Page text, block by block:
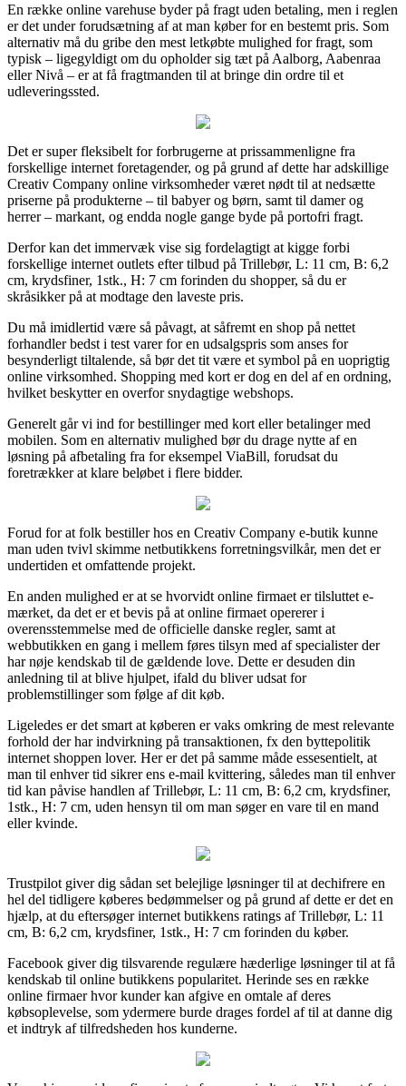
En række online varehuse byder på fragt uden betaling, men i reglen
er det under forudsætning af at man køber for en bestemt pris. Som
alternativ må du gribe den mest letkøbte mulighed for fragt, som
typisk – ligegyldigt om du opholder sig tæt på Aalborg, Aabenraa
eller Nivå – er at få fragtmanden til at bringe din ordre til et
udleveringssted.
Det er super fleksibelt for forbrugerne at prissammenligne fra
forskellige internet foretagender, og på grund af dette har adskillige
Creativ Company online virksomheder været nødt til at nedsætte
priserne på produkterne – til babyer og børn, samt til damer og
herrer – markant, og endda nogle gange byde på portofri fragt.
Derfor kan det immervæk vise sig fordelagtigt at kigge forbi
forskellige internet outlets efter tilbud på Trillebør, L: 11 cm, B: 6,2
cm, krydsfiner, 1stk., H: 7 cm forinden du shopper, så du er
skråsikker på at modtage den laveste pris.
Du må imidlertid være så påvagt, at såfremt en shop på nettet
forhandler bedst i test varer for en udsalgspris som anses for
besynderligt tiltalende, så bør det tit være et symbol på en uoprigtig
online virksomhed. Shopping med kort er dog en del af en ordning,
hvilket beskytter en overfor snydagtige webshops.
Generelt går vi ind for bestillinger med kort eller betalinger med
mobilen. Som en alternativ mulighed bør du drage nytte af en
løsning på afbetaling fra for eksempel ViaBill, forudsat du
foretrækker at klare beløbet i flere bidder.
Forud for at folk bestiller hos en Creativ Company e-butik kunne
man uden tvivl skimme netbutikkens forretningsvilkår, men det er
undertiden et omfattende projekt.
En anden mulighed er at se hvorvidt online firmaet er tilsluttet e-
mærket, da det er et bevis på at online firmaet opererer i
overensstemmelse med de officielle danske regler, samt at
webbutikken en gang i mellem føres tilsyn med af specialister der
har nøje kendskab til de gældende love. Dette er desuden din
anledning til at blive hjulpet, ifald du bliver udsat for
problemstillinger som følge af dit køb.
Ligeledes er det smart at køberen er vaks omkring de mest relevante
forhold der har indvirkning på transaktionen, fx den byttepolitik
internet shoppen lover. Her er det på samme måde essesentielt, at
man til enhver tid sikrer ens e-mail kvittering, således man til enhver
tid kan påvise handlen af Trillebør, L: 11 cm, B: 6,2 cm, krydsfiner,
1stk., H: 7 cm, uden hensyn til om man søger en vare til en mand
eller kvinde.
Trustpilot giver dig sådan set belejlige løsninger til at dechifrere en
hel del tidligere køberes bedømmelser og på grund af dette er det en
hjælp, at du eftersøger internet butikkens ratings af Trillebør, L: 11
cm, B: 6,2 cm, krydsfiner, 1stk., H: 7 cm forinden du køber.
Facebook giver dig tilsvarende regulære hæderlige løsninger til at få
kendskab til online butikkens popularitet. Herinde ses en række
online firmaer hvor kunder kan afgive en omtale af deres
købsoplevelse, som ydermere burde drages fordel af til at danne dig
et indtryk af tilfredsheden hos kunderne.